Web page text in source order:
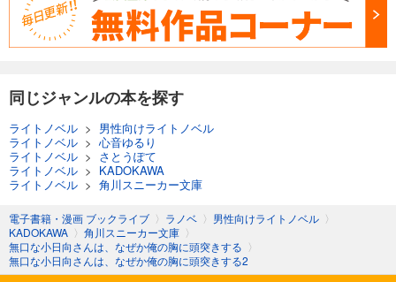
同じジャンルの本を探す
ライトノベル > 男性向けライトノベル
ライトノベル > 心音ゆるり
ライトノベル > さとうぽて
ライトノベル > KADOKAWA
ライトノベル > 角川スニーカー文庫
電子書籍・漫画 ブックライブ 〉 ラノベ 〉 男性向けライトノベル 〉
KADOKAWA 〉 角川スニーカー文庫 〉
無口な小日向さんは、なぜか俺の胸に頭突きする 〉
無口な小日向さんは、なぜか俺の胸に頭突きする2